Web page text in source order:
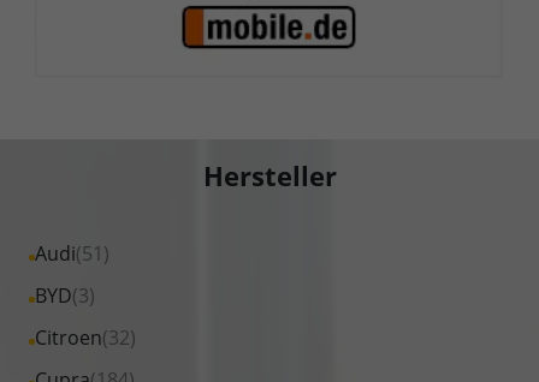
Hersteller
Audi(51)
Alle
Fahrzeuge
Audi
BYD(3)
Alle
Fahrzeuge
Citroen(32)
Alle
Fahrzeuge